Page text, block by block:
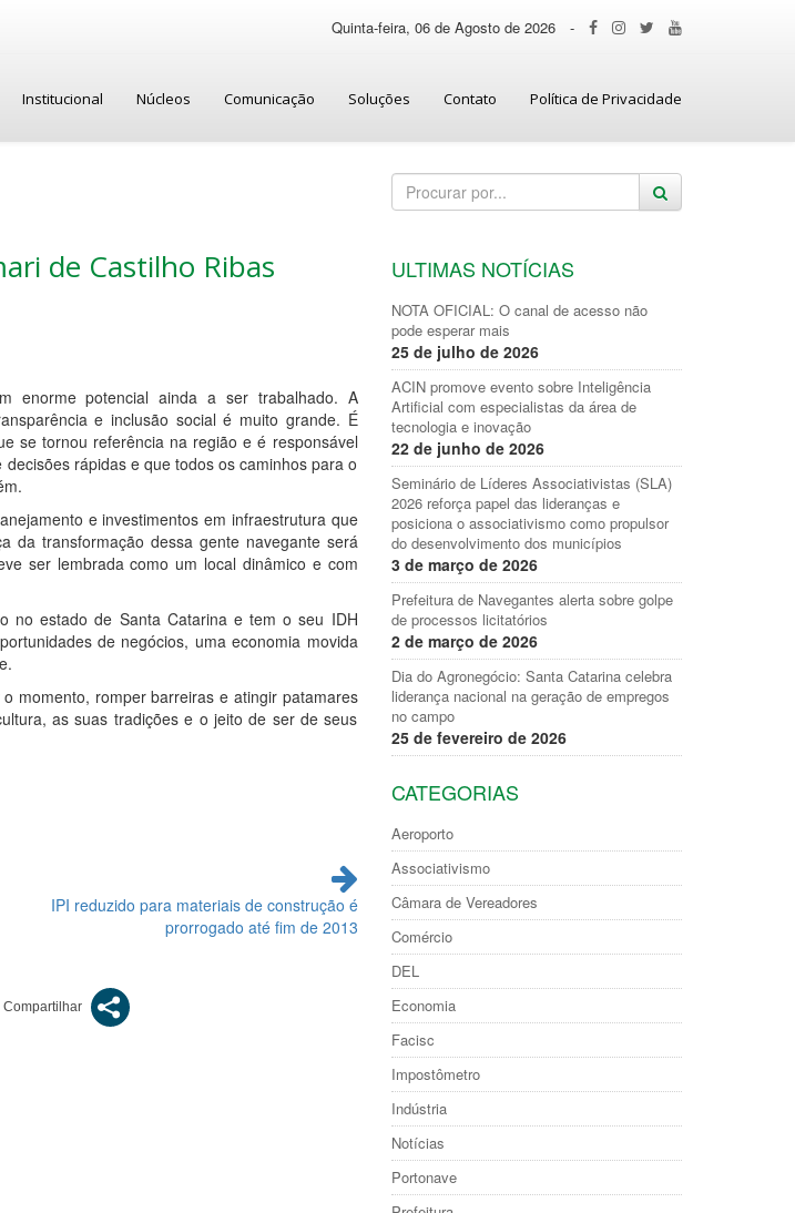
Quinta-feira, 06 de Agosto de 2026 -
Institucional Núcleos Comunicação Soluções Contato Política de Privacidade
de Castilho Ribas
enorme potencial ainda a ser trabalhado. A
e inclusão social é muito grande. É
se tornou referência na região e é responsável
rápidas e que todos os caminhos para o
e investimentos em infraestrutura que
da transformação dessa gente navegante será
ser lembrada como um local dinâmico e com
no estado de Santa Catarina e tem o seu IDH
de negócios, uma economia movida
momento, romper barreiras e atingir patamares
as suas tradições e o jeito de ser de seus
IPI reduzido para materiais de construção é
prorrogado até fim de 2013
ULTIMAS NOTÍCIAS
NOTA OFICIAL: O canal de acesso não
pode esperar mais
25 de julho de 2026
ACIN promove evento sobre Inteligência
Artificial com especialistas da área de
tecnologia e inovação
22 de junho de 2026
Seminário de Líderes Associativistas (SLA)
2026 reforça papel das lideranças e
posiciona o associativismo como propulsor
do desenvolvimento dos municípios
3 de março de 2026
Prefeitura de Navegantes alerta sobre golpe
de processos licitatórios
2 de março de 2026
Dia do Agronegócio: Santa Catarina celebra
liderança nacional na geração de empregos
no campo
25 de fevereiro de 2026
CATEGORIAS
Aeroporto
Associativismo
Câmara de Vereadores
Comércio
DEL
Economia
Facisc
Impostômetro
Indústria
Notícias
Portonave